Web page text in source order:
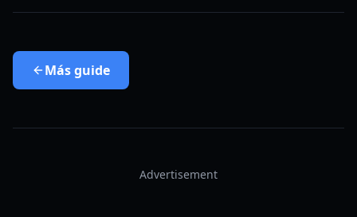
Másguide
Advertisement